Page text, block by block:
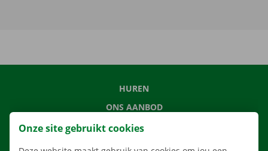
HUREN
ONS AANBOD
ONZE DIENSTEN
Onze site gebruikt cookies